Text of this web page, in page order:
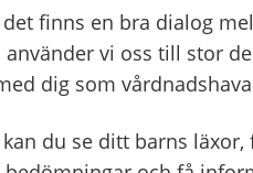
finns en bra dialog
använder vi oss till stor
dig som
du se ditt barns